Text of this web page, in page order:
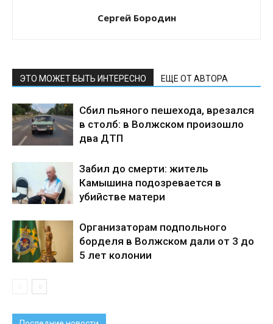
Сергей Бородин
ЭТО МОЖЕТ БЫТЬ ИНТЕРЕСНО ЕЩЕ ОТ АВТОРА
Сбил пьяного пешехода, врезался
в столб: в Волжском произошло
два ДТП
Забил до смерти: житель
Камышина подозревается в
убийстве матери
Организаторам подпольного
борделя в Волжском дали от 3 до
5 лет колонии